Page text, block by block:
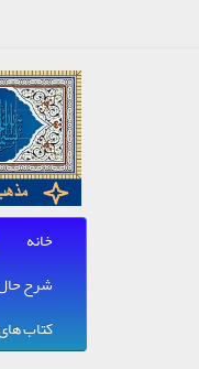
خانه
شرح
کتاب